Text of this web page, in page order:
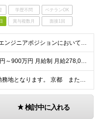
学歴不問 ベテランOK
賞与複数月 面接1回
■コーポレートITエンジニアポジションにおいて何らかの知識・経験がある方 ※配属組織や担当プロジェクトにより異なる場合がございます。
■想定年収 500万円～900万円 月給制 月給278,000円～ ※残業が発生した場合、残業代を別途全額支給します ※試用期間2ヶ月あり(待遇や給与に差異はありません)
下記いずれかの勤務地となります。 京都 または 東京 ※応募時に希望する勤務地をお選びいただけます。 【本社開発棟】 〒601-8502 京都市南区東九条南松田町2番地1 (変更の範囲)上記を除
検討中に入れる